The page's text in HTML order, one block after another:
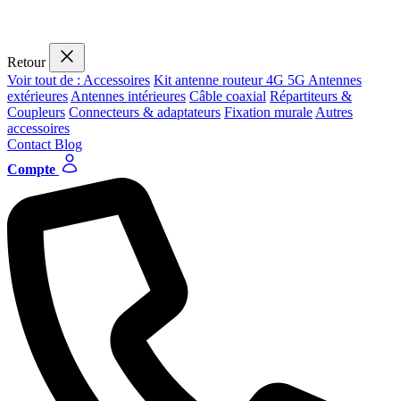
Retour
Voir tout de : Accessoires Kit antenne routeur 4G 5G Antennes
extérieures Antennes intérieures Câble coaxial Répartiteurs &
Coupleurs Connecteurs & adaptateurs Fixation murale Autres
accessoires
Contact Blog
Compte